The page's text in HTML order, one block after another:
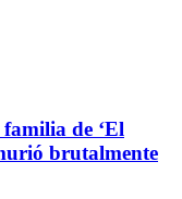
de ‘El
brutalmente